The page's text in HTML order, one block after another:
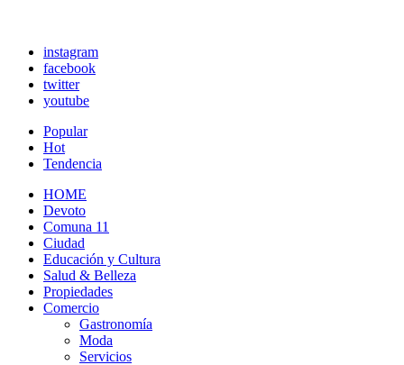
instagram
facebook
twitter
youtube
Popular
Hot
Tendencia
HOME
Devoto
Comuna 11
Ciudad
Educación y Cultura
Salud & Belleza
Propiedades
Comercio
Gastronomía
Moda
Servicios